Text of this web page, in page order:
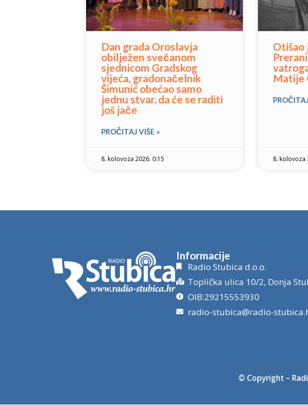
Dan grada Oroslavja
obilježen svečanom
sjednicom Gradskog
vijeća, gradonačelnik
Šimunić obećao samo
jednu stvar, da će se raditi
još jače
PROČITAJ VIŠE »
8. kolovoza 2026. 0:15
Otišao
Matije
8. kolovoza
Informacije
Radio Stubica d.o.o.
Toplička ulica 10/2, Donja
OIB:29215553930
radio-stubica@radio-
© Copyright –